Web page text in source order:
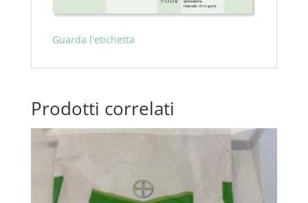
Guarda l'etichetta
Prodotti correlati